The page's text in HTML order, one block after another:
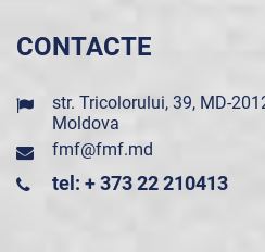
CONTACTE
str. Tricolorului, 39, MD-
Moldova
fmf@fmf.md
tel: + 373 22 210413